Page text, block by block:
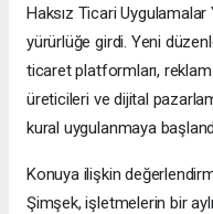
Haksız Ticari
yürürlüğe girdi. Yeni
ticaret platformları,
üreticileri ve dijital
kural uygulanmaya
Konuya ilişkin
Şimşek, işletmelerin bir